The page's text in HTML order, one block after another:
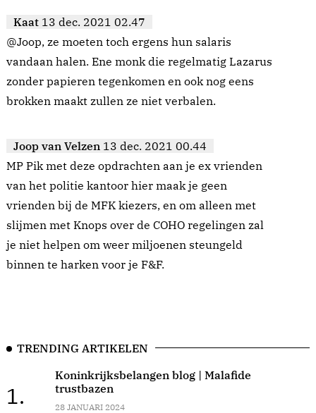
Kaat 13 dec. 2021 02.47
@Joop, ze moeten toch ergens hun salaris
vandaan halen. Ene monk die regelmatig Lazarus
zonder papieren tegenkomen en ook nog eens
brokken maakt zullen ze niet verbalen.
Joop van Velzen 13 dec. 2021 00.44
MP Pik met deze opdrachten aan je ex vrienden
van het politie kantoor hier maak je geen
vrienden bij de MFK kiezers, en om alleen met
slijmen met Knops over de COHO regelingen zal
je niet helpen om weer miljoenen steungeld
binnen te harken voor je F&F.
TRENDING ARTIKELEN
1.
Koninkrijksbelangen blog | Malafide
trustbazen
28 JANUARI 2024